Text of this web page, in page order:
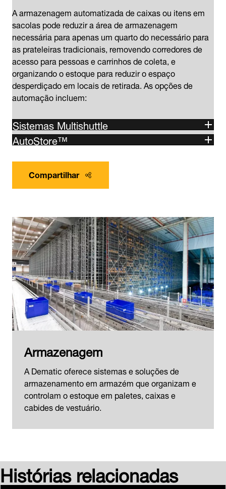
A armazenagem automatizada de caixas ou itens em
sacolas pode reduzir a área de armazenagem
necessária para apenas um quarto do necessário para
as prateleiras tradicionais, removendo corredores de
acesso para pessoas e carrinhos de coleta, e
organizando o estoque para reduzir o espaço
desperdiçado em locais de retirada. As opções de
automação incluem:
Sistemas Multishuttle
AutoStore™
Compartilhar
Armazenagem
A Dematic oferece sistemas e soluções de
armazenamento em armazém que organizam e
controlam o estoque em paletes, caixas e
cabides de vestuário.
Histórias relacionadas